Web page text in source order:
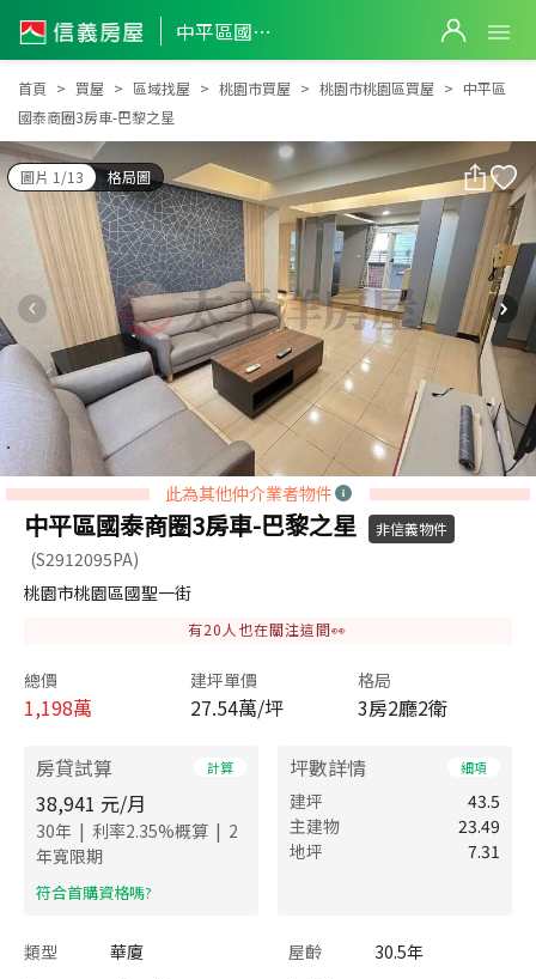
中平區國泰商圈3房車-巴黎之星
中平區國泰商圈3房車-巴黎之星
首頁 買屋 區域找屋 桃園市買屋 桃園市桃園區買屋
中平區
國泰商圈3房車-巴黎之星
圖片 1/13 格局圖
此為其他仲介業者物件
中平區國泰商圈3房車-巴黎之星 非信義物件
(S2912095PA)
桃園市桃園區國聖一街
有20 人也在關注這間👀
總價
1,198萬
建坪單價
27.54萬/坪
格局
3房2廳2衛
房貸試算 計算
38,941 元/月
30年 | 利率2.35%概算 | 2
年寬限期
​符合首購資格嗎?
坪數詳情 細項
建坪
43.5
主建物
23.49
地坪
7.31
類型 華廈 屋齡
30.5年